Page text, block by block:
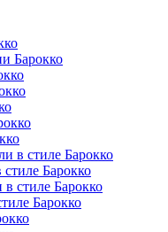
Барокко
в стиле Барокко
Барокко
стиле Барокко
Барокко